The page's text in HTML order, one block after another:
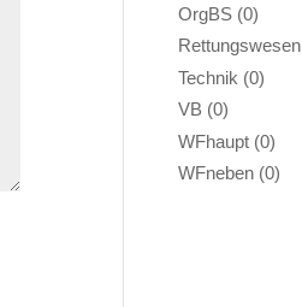
OrgBS (0)
Rettungswesen
Technik (0)
VB (0)
WFhaupt (0)
WFneben (0)